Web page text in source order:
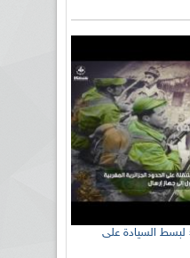
الإذاعة الجزائرية تحي الذكرى 59 لبسط السيادة على